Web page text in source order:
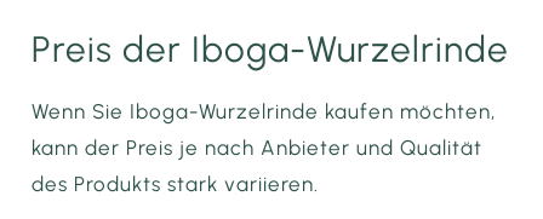
Preis der Iboga-Wurzelrinde
Wenn Sie Iboga-Wurzelrinde kaufen möchten,
kann der Preis je nach Anbieter und Qualität
des Produkts stark variieren.